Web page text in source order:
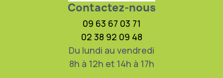
Contactez-nous
09 63 67 03 71
02 38 92 09 48
Du lundi au vendredi
8h à 12h et 14h à 17h